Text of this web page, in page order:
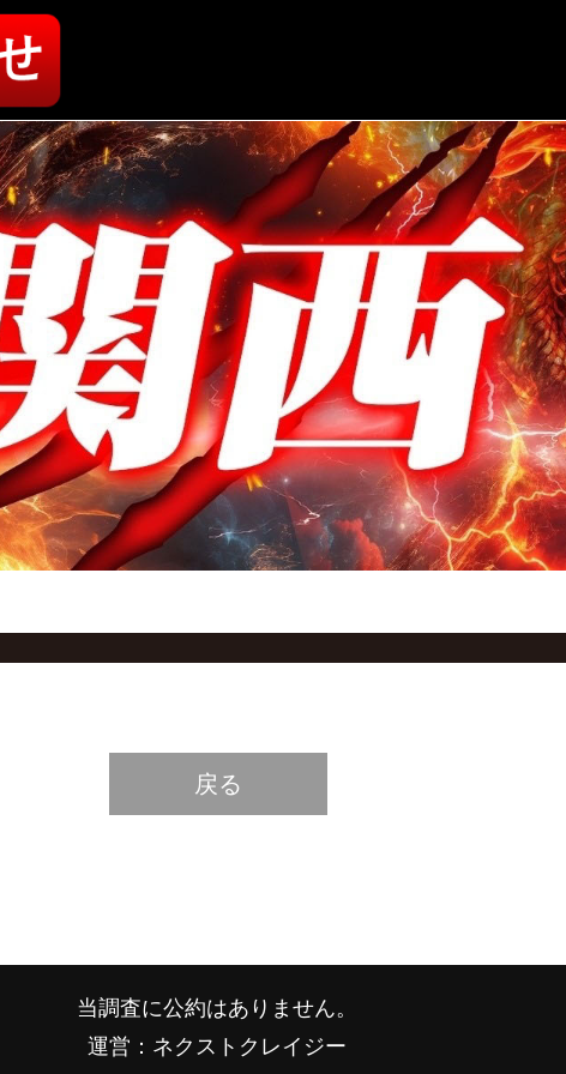
戻る
当調査に公約はありません。
運営：ネクストクレイジー